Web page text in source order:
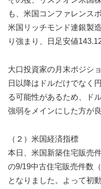
も、米国コンファレンス
米国リッチモンド連銀製
り強まり、日足安値
大口投資家の月末ポジシ
日以降はドルだけでなく
る可能性があるため、ド
強弱をメインにした方が
（２）米国経済指標
本日、米国新築住宅販売
の9/19中古住宅販売件数
となりました。よって初